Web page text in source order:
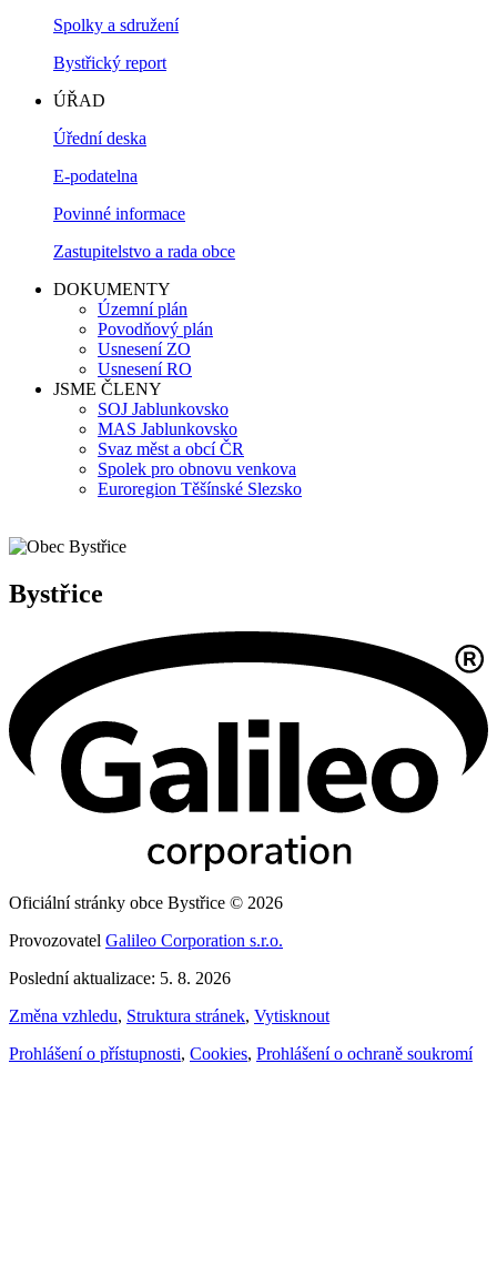
Spolky a sdružení
Bystřický report
ÚŘAD
Úřední deska
E-podatelna
Povinné informace
Zastupitelstvo a rada obce
DOKUMENTY
Územní plán
Povodňový plán
Usnesení ZO
Usnesení RO
JSME ČLENY
SOJ Jablunkovsko
MAS Jablunkovsko
Svaz měst a obcí ČR
Spolek pro obnovu venkova
Euroregion Těšínské Slezsko
Bystřice
Oficiální stránky obce Bystřice © 2026
Provozovatel Galileo Corporation s.r.o.
Poslední aktualizace: 5. 8. 2026
Změna vzhledu, Struktura stránek, Vytisknout
Prohlášení o přístupnosti, Cookies, Prohlášení o ochraně soukromí